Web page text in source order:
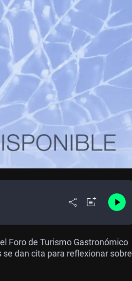
Foro de Turismo Gastronómico
dan cita para reflexionar sobre